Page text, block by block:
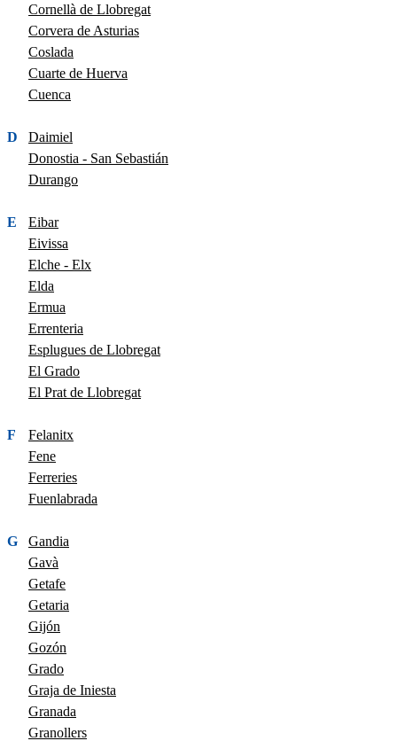
Cornellà de Llobregat
Corvera de Asturias
Coslada
Cuarte de Huerva
Cuenca
D
Daimiel
Donostia - San Sebastián
Durango
E
Eibar
Eivissa
Elche - Elx
Elda
Ermua
Errenteria
Esplugues de Llobregat
El Grado
El Prat de Llobregat
F
Felanitx
Fene
Ferreries
Fuenlabrada
G
Gandia
Gavà
Getafe
Getaria
Gijón
Gozón
Grado
Graja de Iniesta
Granada
Granollers